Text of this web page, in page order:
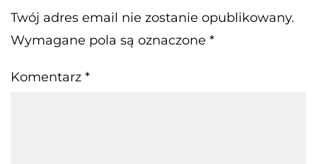
Twój adres email nie zostanie opublikowany.
Wymagane pola są oznaczone *
Komentarz *